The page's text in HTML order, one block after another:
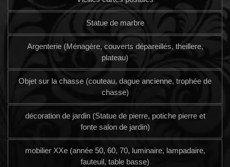
Statue de marbre
Argenterie (Ménagère, couverts dépareillés, theillere,
plateau)
Objet sur la chasse (couteau, dague ancienne, trophée de
chasse)
décoration de jardin (Statue de pierre, potiche pierre et
fonte salon de jardin)
mobilier XXe (année 50, 60, 70, luminaire, lampadaire,
fauteuil, table basse)